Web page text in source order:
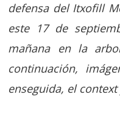
defensa del Itxofill
este 17 de
mañana en la
continuación,
enseguida, el